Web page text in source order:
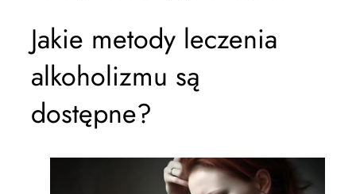
Jakie metody leczenia
alkoholizmu są
dostępne?